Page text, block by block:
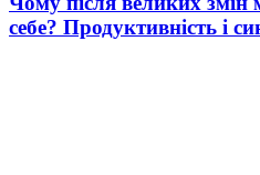
себе? Продуктивність і